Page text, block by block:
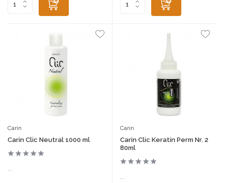
Carin
Carin Clic Neutral 1000 ml
Carin
Carin Clic Keratin Perm Nr. 2
80ml
...